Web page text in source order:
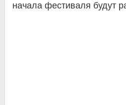
начала фестиваля будут